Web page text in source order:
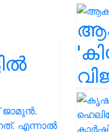
എന്നാൽ